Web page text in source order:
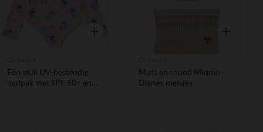
Snel overzicht
Eén stuk UV-bestendig
badpak met SPF 50+ en
Snel
Muts en snood Minnie
Disney meisjes